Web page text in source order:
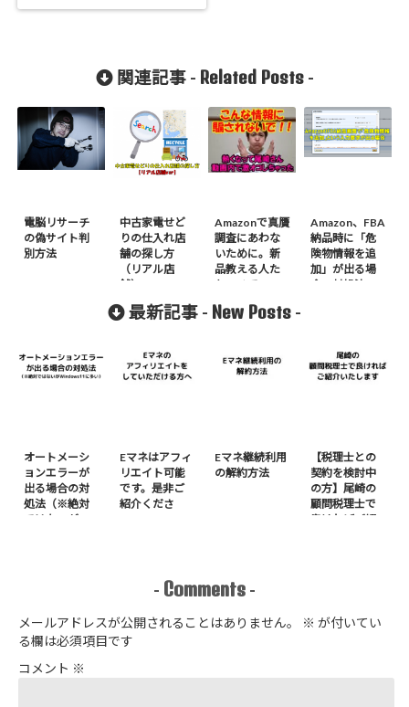
関連記事 - Related Posts-
電脳リサーチ
の偽サイト判
別方法
中古家電せど
りの仕入れ店
舗の探し方
（リアル店
舗）
Amazonで真贋
調査にあわな
いために。新
品教える人た
ちマヂでいい
Amazon、FBA
納品時に「危
険物情報を追
加」が出る場
合の対処法
最新記事 - New Posts -
オートメーシ
ョンエラーが
出る場合の対
処法（※絶対
ではないが
Eマネはアフィ
リエイト可能
です。是非ご
紹介くださ
Eマネ継続利用
の解約方法
【税理士との
契約を検討中
の方】尾崎の
顧問税理士で
良ければご紹
- Comments -
メールアドレスが公開されることはありません。 ※ が付いてい
る欄は必須項目です
コメント ※